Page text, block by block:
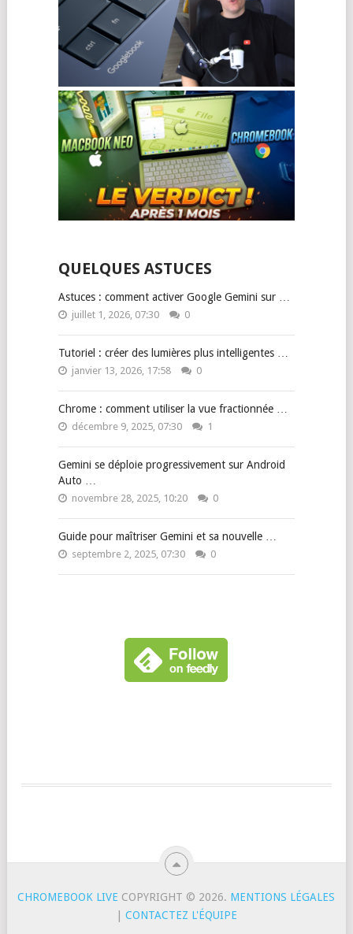
QUELQUES ASTUCES
Astuces : comment activer Google Gemini sur …
juillet 1, 2026, 07:30 0
Tutoriel : créer des lumières plus intelligentes …
janvier 13, 2026, 17:58 0
Chrome : comment utiliser la vue fractionnée …
décembre 9, 2025, 07:30 1
Gemini se déploie progressivement sur Android
Auto …
novembre 28, 2025, 10:20 0
Guide pour maîtriser Gemini et sa nouvelle …
septembre 2, 2025, 07:30 0
CHROMEBOOK LIVE COPYRIGHT © 2026. MENTIONS LÉGALES
CONTACTEZ L'ÉQUIPE